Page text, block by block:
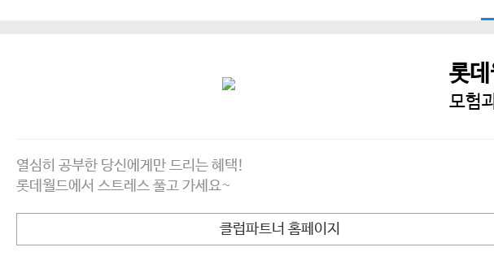
롯
모험
열심히 공부한 당신에게만 드리는 혜택!
롯데월드에서 스트레스 풀고 가세요~
클럽파트너 홈페이지